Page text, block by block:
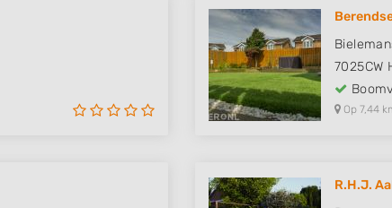
7025CW
Op 7,44
R.H.J.